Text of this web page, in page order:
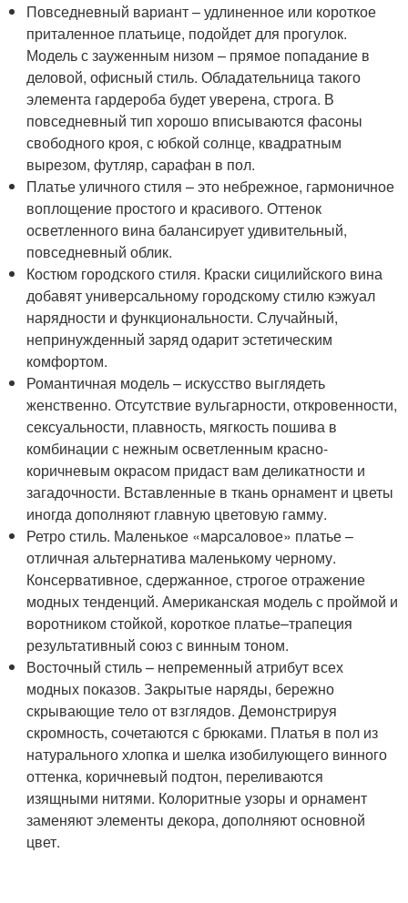
Повседневный вариант – удлиненное или короткое
приталенное платьице, подойдет для прогулок.
Модель с зауженным низом – прямое попадание в
деловой, офисный стиль. Обладательница такого
элемента гардероба будет уверена, строга. В
повседневный тип хорошо вписываются фасоны
свободного кроя, с юбкой солнце, квадратным
вырезом, футляр, сарафан в пол.
Платье уличного стиля – это небрежное, гармоничное
воплощение простого и красивого. Оттенок
осветленного вина балансирует удивительный,
повседневный облик.
Костюм городского стиля. Краски сицилийского вина
добавят универсальному городскому стилю кэжуал
нарядности и функциональности. Случайный,
непринужденный заряд одарит эстетическим
комфортом.
Романтичная модель – искусство выглядеть
женственно. Отсутствие вульгарности, откровенности,
сексуальности, плавность, мягкость пошива в
комбинации с нежным осветленным красно-
коричневым окрасом придаст вам деликатности и
загадочности. Вставленные в ткань орнамент и цветы
иногда дополняют главную цветовую гамму.
Ретро стиль. Маленькое «марсаловое» платье –
отличная альтернатива маленькому черному.
Консервативное, сдержанное, строгое отражение
модных тенденций. Американская модель с проймой и
воротником стойкой, короткое платье–трапеция
результативный союз с винным тоном.
Восточный стиль – непременный атрибут всех
модных показов. Закрытые наряды, бережно
скрывающие тело от взглядов. Демонстрируя
скромность, сочетаются с брюками. Платья в пол из
натурального хлопка и шелка изобилующего винного
оттенка, коричневый подтон, переливаются
изящными нитями. Колоритные узоры и орнамент
заменяют элементы декора, дополняют основной
цвет.